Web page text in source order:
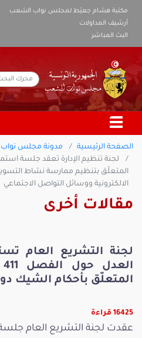
مكتبة هشام جعيّط لمجلس نواب الشعب
أرشيف المداولات
البث المباشر
الصفحة الرئيسية
مدونة مجلس
لجنة تنظيم الإدارة تعقد جلسة
المتعلّق بتنظيم ممارسة نشاط
الالكترونية ووسائل التواصل الاجتماعي
مقالات أخرى
لجنة التشريع العام
المتعلّق بأحكام الشيك
16425 قراءة